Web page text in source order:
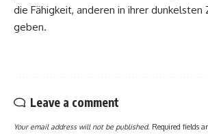
die Fähigkeit, anderen in ihrer dunkelsten
geben.
Leave a comment
Your email address will not be published. Required fields